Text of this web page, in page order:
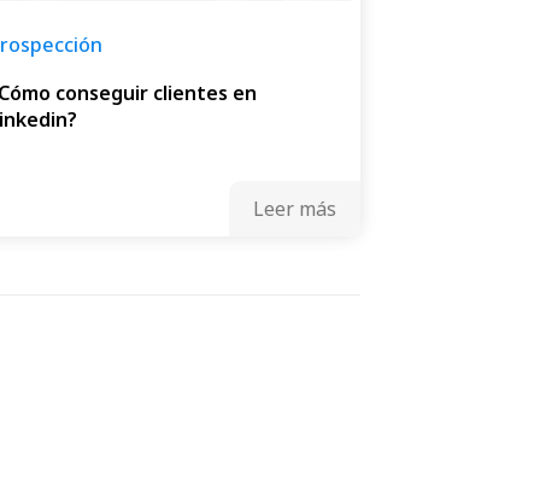
conseguir clientes en
Leer más